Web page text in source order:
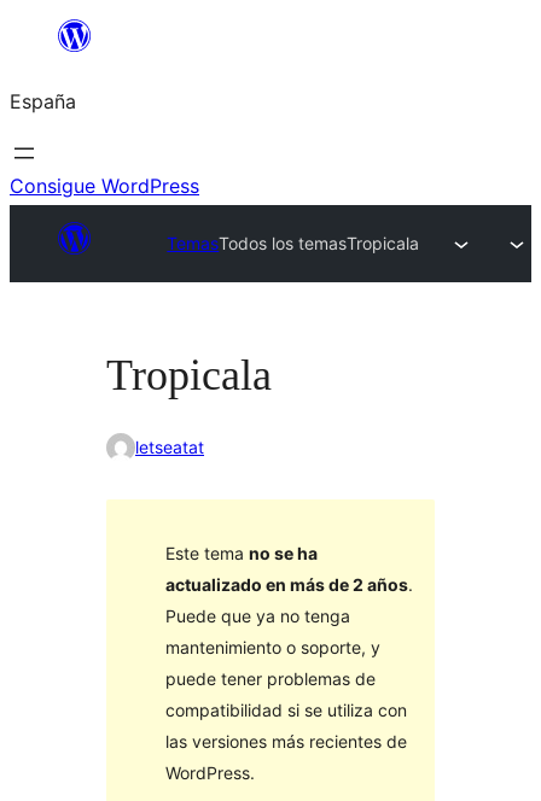
Saltar
contenido
España
Consigue WordPress
TemasTodos los temasTropicala
Tropicala
letseatat
Este tema no se ha
actualizado en más de 2 años.
Puede que ya no tenga
mantenimiento o soporte, y
puede tener problemas de
compatibilidad si se utiliza con
las versiones más recientes de
WordPress.